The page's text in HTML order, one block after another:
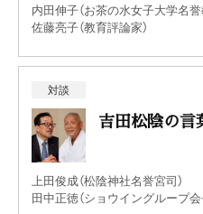
内田伸子（お茶の水女子大学名誉
佐藤亮子（教育評論家）
対談
吉田松陰の言
上田俊成（松陰神社名誉宮司）
田中正徳（ショウイングループ会